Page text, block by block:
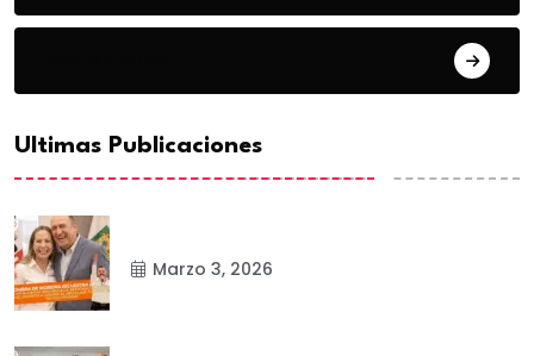
Ultimas Publicaciones
Marzo 3, 2026